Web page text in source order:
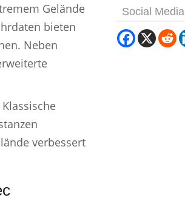
Gelände
bieten
Neben
verbessert
Social Media